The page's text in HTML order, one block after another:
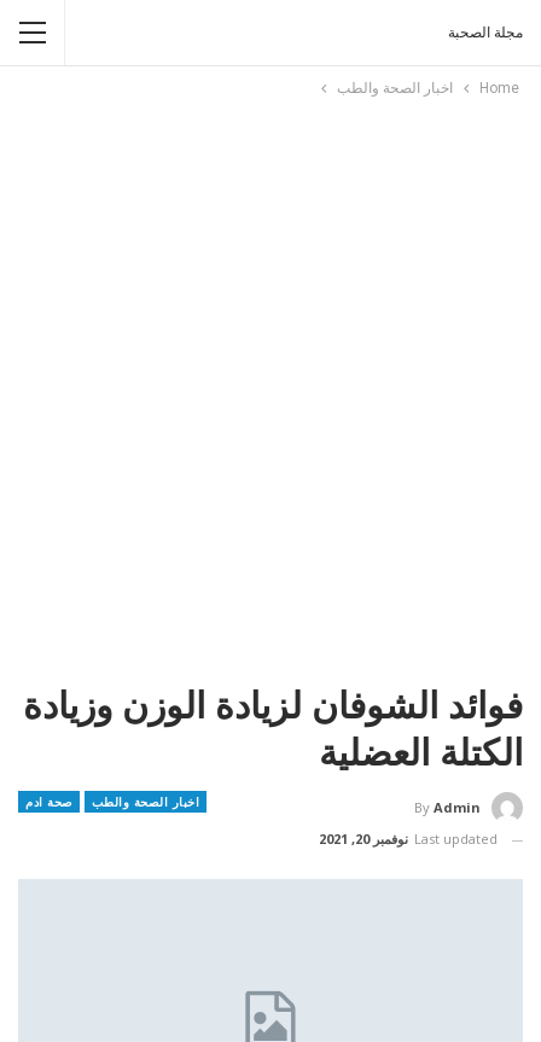
مجلة الصحبة
Home اخبار الصحة والطب
فوائد الشوفان لزيادة الوزن وزيادة
الكتلة العضلية
اخبار الصحة والطب صحة ادم By Admin
Last updated نوفمبر 20, 2021